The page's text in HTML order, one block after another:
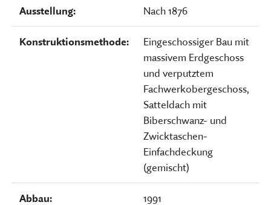
Ausstellung: Nach 1876
Konstruktionsmethode:
Eingeschossiger Bau mit
massivem Erdgeschoss
und verputztem
Fachwerkobergeschoss,
Satteldach mit
Biberschwanz- und
Zwicktaschen-
Einfachdeckung
(gemischt)
Abbau: 1991